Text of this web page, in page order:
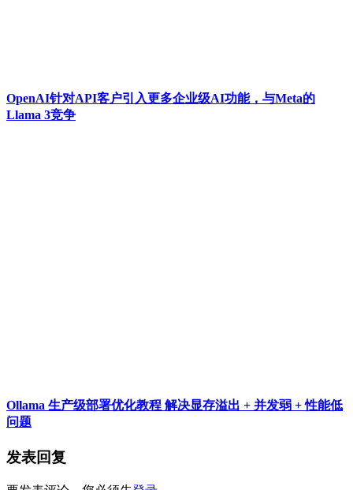
​OpenAI针对API客户引入更多企业级AI功能，与Meta的
Llama 3竞争
Ollama 生产级部署优化教程 解决显存溢出 + 并发弱 + 性能低
问题
发表回复